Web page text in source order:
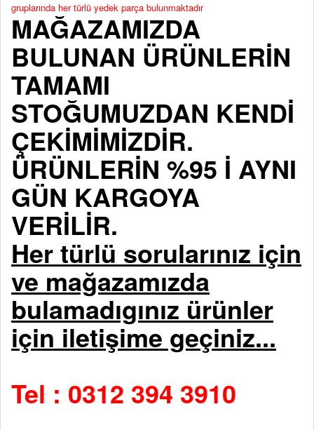
gruplarında her türlü yedek parça bulunmaktadır
MAĞAZAMIZDA
BULUNAN ÜRÜNLERİN
TAMAMI
STOĞUMUZDAN KENDİ
ÇEKİMİMİZDİR.
ÜRÜNLERİN %95 İ AYNI
GÜN KARGOYA
VERİLİR.
Her türlü sorularınız için
ve mağazamızda
bulamadıgınız ürünler
için iletişime geçiniz...
Tel : 0312 394 3910